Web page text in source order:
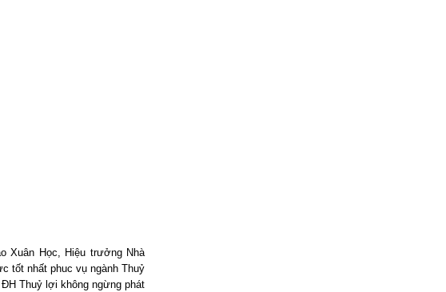
Xuân Học, Hiệu trưởng Nhà
tốt nhất phuc vụ ngành Thuỷ
Thuỷ lợi không ngừng phát